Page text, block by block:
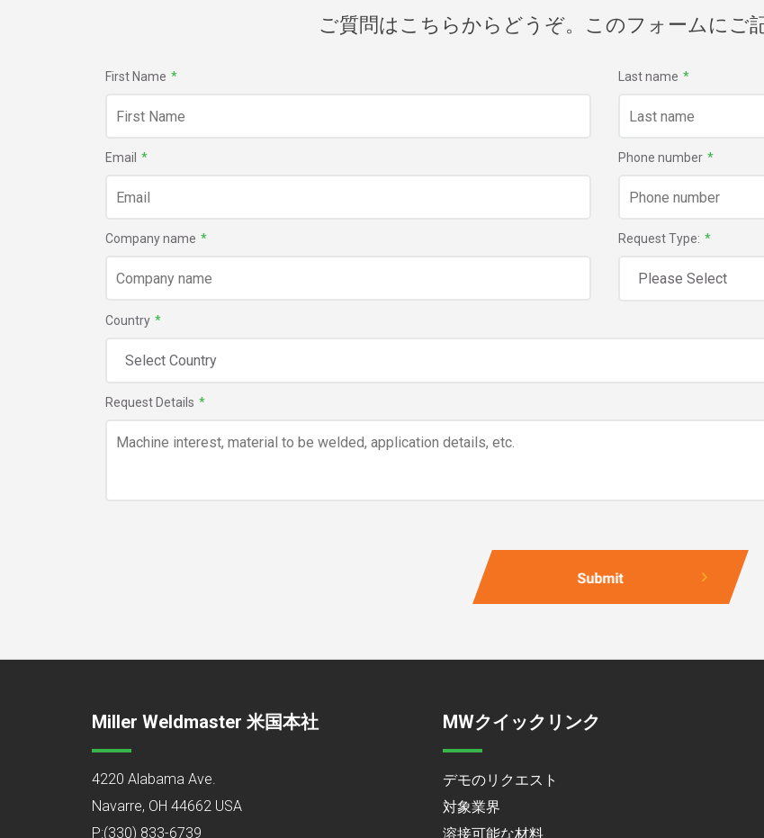
ご質問はこちらからどうぞ。このフォームにご
First Name * Last name *
Email * Phone number *
Company name * Request Type: *
Country *
Request Details *
Miller Weldmaster 米国本社
4220 Alabama Ave.
Navarre, OH 44662 USA
P:(330) 833-6739
MWクイックリンク
デモのリクエスト
対象業界
溶接可能な材料